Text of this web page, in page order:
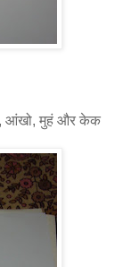
आंखो, मुहं और केक